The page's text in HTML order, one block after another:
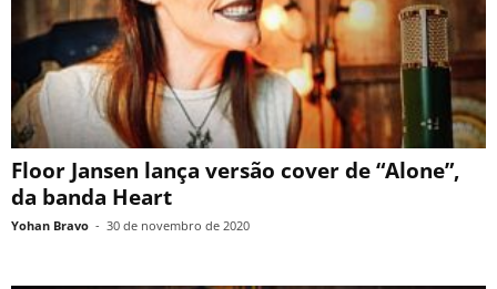
Floor Jansen lança versão cover de “Alone”,
da banda Heart
Yohan Bravo - 30 de novembro de 2020